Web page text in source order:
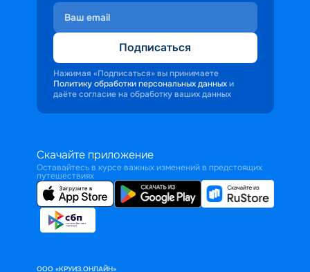
Подписаться
Нажимая «Подписаться» вы принимаете
Политику обработки персональных данных и
даёте согласие на обработку ваших данных
Скачайте приложение
Оставайтесь в курсе важных изменений в предстоящих
путешествиях
ООО «КРУИЗ.ОНЛАЙН»